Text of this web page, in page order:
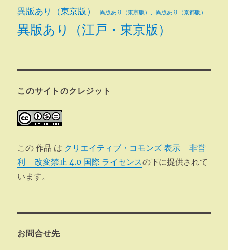
異版あり（東京版） 異版あり（東京版）、異版あり（京都版）
異版あり（江戸・東京版）
このサイトのクレジット
この 作品 は クリエイティブ・コモンズ 表示 - 非営
利 - 改変禁止 4.0 国際 ライセンスの下に提供されて
います。
お問合せ先